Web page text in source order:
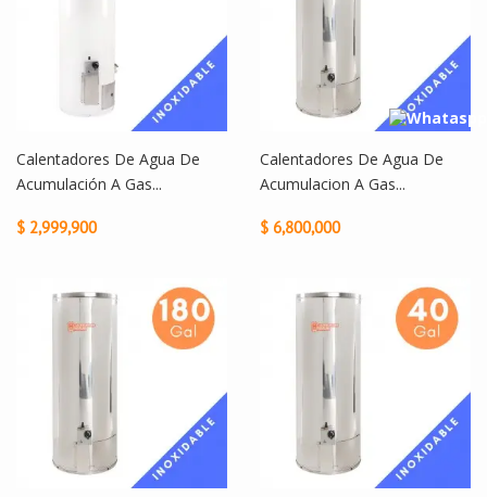
Calentadores De Agua De
Acumulación A Gas...
$ 2,999,900
Calentadores De Agua De
Acumulacion A Gas...
$ 6,800,000